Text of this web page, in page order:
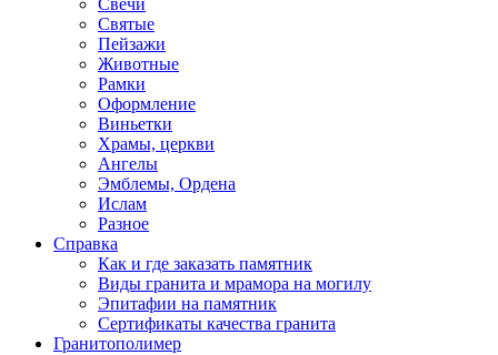
Свечи
Святые
Пейзажи
Животные
Рамки
Оформление
Виньетки
Храмы, церкви
Ангелы
Эмблемы, Ордена
Ислам
Разное
Справка
Как и где заказать памятник
Виды гранита и мрамора на могилу
Эпитафии на памятник
Сертификаты качества гранита
Гранитополимер